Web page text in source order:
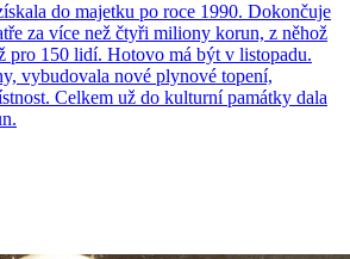
do majetku po roce 1990. Dokončuje
za více než čtyři miliony korun, z něhož
pro 150 lidí. Hotovo má být v listopadu.
vybudovala nové plynové topení,
Celkem už do kulturní památky dala